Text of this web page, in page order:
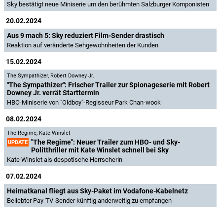
Sky bestätigt neue Miniserie um den berühmten Salzburger Komponisten
20.02.2024
Aus 9 mach 5: Sky reduziert Film-Sender drastisch
Reaktion auf veränderte Sehgewohnheiten der Kunden
15.02.2024
The Sympathizer, Robert Downey Jr.
"The Sympathizer": Frischer Trailer zur Spionageserie mit Robert
Downey Jr. verrät Starttermin
HBO-Miniserie von "Oldboy"-Regisseur Park Chan-wook
08.02.2024
The Regime, Kate Winslet
UPDATE "The Regime": Neuer Trailer zum HBO- und Sky-
Politthriller mit Kate Winslet schnell bei Sky
Kate Winslet als despotische Herrscherin
07.02.2024
Heimatkanal fliegt aus Sky-Paket im Vodafone-Kabelnetz
Beliebter Pay-TV-Sender künftig anderweitig zu empfangen